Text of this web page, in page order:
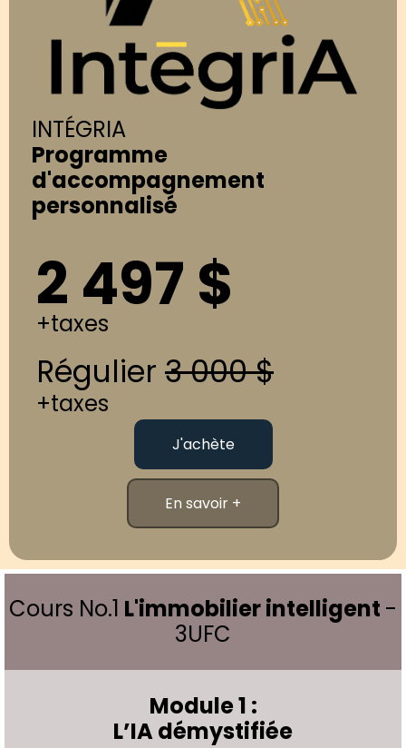
INTÉGRIA
Programme
d'accompagnement
personnalisé
2 497 $
+taxes
Régulier 3 000 $
+taxes
J'achète
En savoir +
Cours No.1 L'immobilier intelligent -
3UFC
Module 1 :
L’IA démystifiée